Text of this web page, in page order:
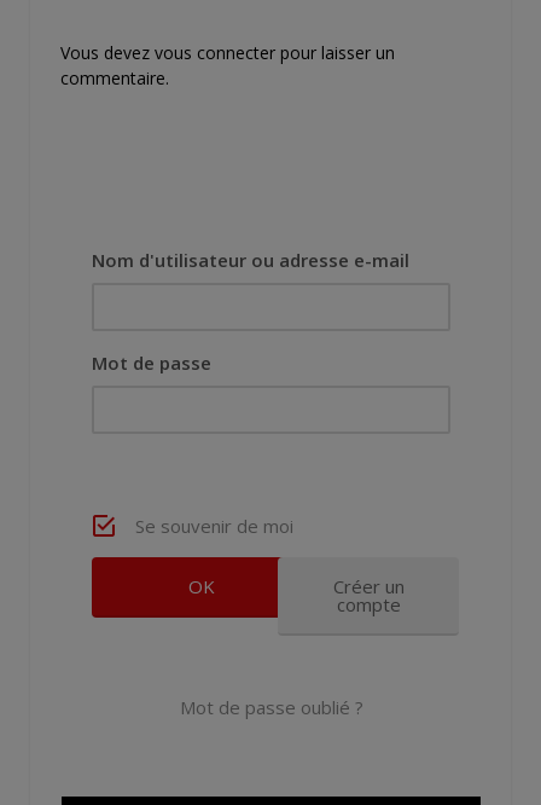
Vous devez vous connecter pour laisser un
commentaire.
Nom d'utilisateur ou adresse e-mail
Mot de passe
Se souvenir de moi
Créer un
compte
Mot de passe oublié ?